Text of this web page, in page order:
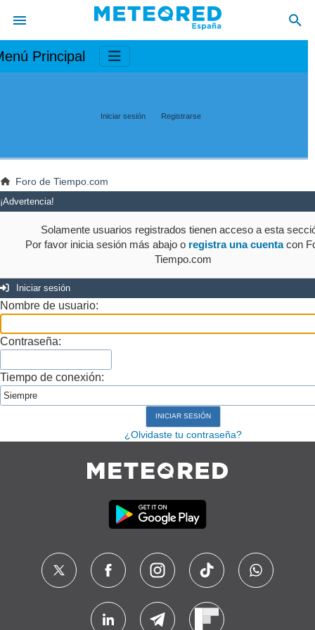
Principal
Iniciar sesión Registrarse
Foro de Tiempo.com
¡Advertencia!
Solamente usuarios registrados tienen acceso a esta
Por favor inicia sesión más abajo o registra una cuentacon
Tiempo.com
Iniciar sesión
Nombre de usuario:
Contraseña:
Tiempo de conexión:
¿Olvidaste tu contraseña?